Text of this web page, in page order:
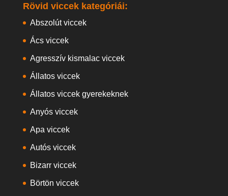
Rövid viccek kategóriái:
Abszolút viccek
Ács viccek
Agresszív kismalac viccek
Állatos viccek
Állatos viccek gyerekeknek
Anyós viccek
Apa viccek
Autós viccek
Bizarr viccek
Börtön viccek